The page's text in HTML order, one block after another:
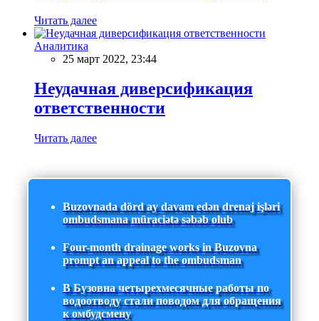
Читать далее
Аналитика
25 март 2022, 23:44
Неудачная диверсификация
ответственности
Читать далее
Buzovnada dörd ay davam edən drenaj işləri
ombudsmana müraciətə səbəb olub
Four-month drainage works in Buzovna
prompt an appeal to the ombudsman
В Бузовна четырехмесячные работы по
водоотводу стали поводом для обращения
к омбудсмену